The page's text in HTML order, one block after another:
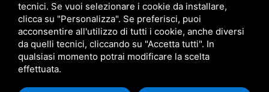
tecnici. Se vuoi selezionare i cookie da installare,
clicca su "Personalizza". Se preferisci, puoi
acconsentire all'utilizzo di tutti i cookie, anche diversi
da quelli tecnici, cliccando su "Accetta tutti". In
qualsiasi momento potrai modificare la scelta
effettuata.
Chi siamo
Crea il tuo profilo
Franchising
Annunci
Blog
Contatti
Follow Us